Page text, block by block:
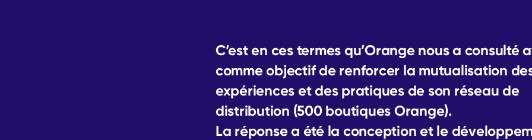
C’est en ces termes qu’Orange nous a consulté
comme objectif de renforcer la mutualisation
expériences et des pratiques de son réseau de
distribution (500 boutiques Orange).
La réponse a été la conception et le